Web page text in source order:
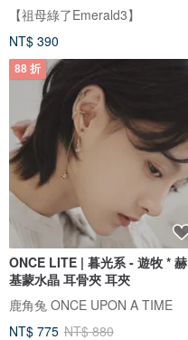
【祖母綠了Emerald3】
NT$ 390
88 折
ONCE LITE | 暮光系 - 遊牧 * 赫
基蒙水晶 耳骨夾 耳夾
鹿角兔 ONCE UPON A TIME
NT$ 775 NT$ 880